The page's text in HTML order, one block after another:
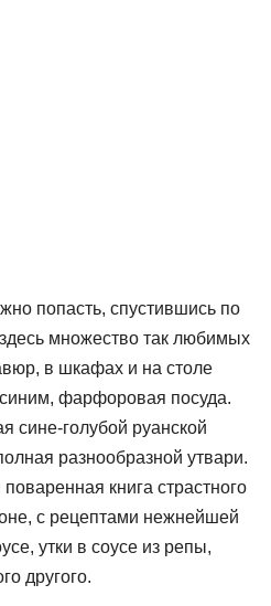
попасть, спустившись по
множество так любимых
в шкафах и на столе
фарфоровая посуда.
сине-голубой руанской
разнообразной утвари.
книга страстного
с рецептами нежнейшей
утки в соусе из репы,
другого.